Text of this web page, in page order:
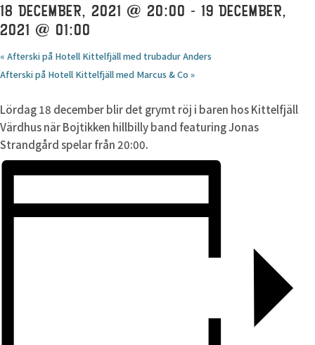
18 DECEMBER, 2021 @ 20:00 - 19 DECEMBER,
2021 @ 01:00
« Afterski på Hotell Kittelfjäll med trubadur Anders
Afterski på Hotell Kittelfjäll med Marcus & Co»
Lördag 18 december blir det grymt röj i baren hos Kittelfjäll
Värdhus när Bojtikken hillbilly band featuring Jonas
Strandgård spelar från 20:00.